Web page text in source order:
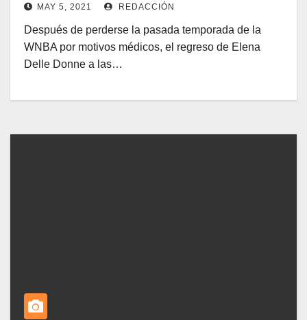
MAY 5, 2021 REDACCIÓN
Después de perderse la pasada temporada de la
WNBA por motivos médicos, el regreso de Elena
Delle Donne a las…